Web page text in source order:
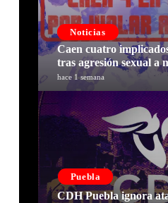
Noticias
Caen cuatro
tras agresión sexual a
hace 1 semana
Puebla
CDH Puebla ignora